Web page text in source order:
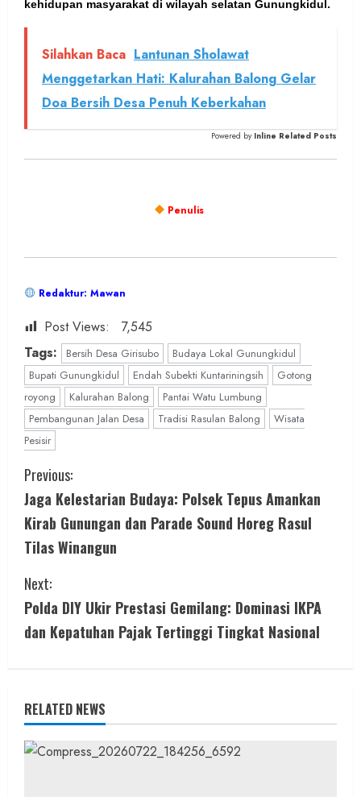
kehidupan masyarakat di wilayah selatan Gunungkidul.
Silahkan Baca Lantunan Sholawat
Menggetarkan Hati: Kalurahan Balong Gelar
Doa Bersih Desa Penuh Keberkahan
Powered by Inline Related Posts
Penulis
Redaktur: Mawan
Post Views:
7,545
Tags:
Bersih Desa Girisubo
Budaya Lokal Gunungkidul
Bupati Gunungkidul
Endah Subekti Kuntariningsih
Gotong
royong
Kalurahan Balong
Pantai Watu Lumbung
Pembangunan Jalan Desa
Tradisi Rasulan Balong
Wisata
Pesisir
C
o
n
t
i
n
e
R
Previous:
Jaga Kelestarian Budaya: Polsek Tepus Amankan
Kirab Gunungan dan Parade Sound Horeg Rasul
Tilas Winangun
Next:
Polda DIY Ukir Prestasi Gemilang: Dominasi IKPA
dan Kepatuhan Pajak Tertinggi Tingkat Nasional
RELATED NEWS